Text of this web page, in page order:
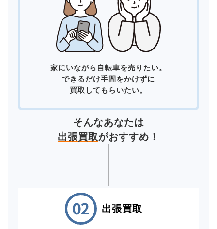
家にいながら自転車を売りたい。
できるだけ手間をかけずに
買取してもらいたい。
そんなあなたは
出張買取がおすすめ！
出張買取